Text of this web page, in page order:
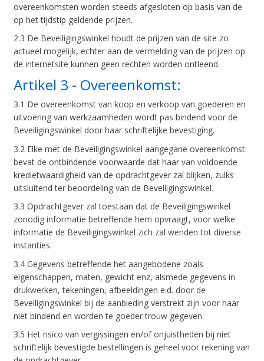
overeenkomsten worden steeds afgesloten op basis van de
op het tijdstip geldende prijzen.
2.3 De Beveiligingswinkel houdt de prijzen van de site zo
actueel mogelijk, echter aan de vermelding van de prijzen op
de internetsite kunnen geen rechten worden ontleend.
Artikel 3 - Overeenkomst:
3.1 De overeenkomst van koop en verkoop van goederen en
uitvoering van werkzaamheden wordt pas bindend voor de
Beveiligingswinkel door haar schriftelijke bevestiging.
3.2 Elke met de Beveiligingswinkel aangegane overeenkomst
bevat de ontbindende voorwaarde dat haar van voldoende
kredietwaardigheid van de opdrachtgever zal blijken, zulks
uitsluitend ter beoordeling van de Beveiligingswinkel.
3.3 Opdrachtgever zal toestaan dat de Beveiligingswinkel
zonodig informatie betreffende hem opvraagt, voor welke
informatie de Beveiligingswinkel zich zal wenden tot diverse
instanties.
3.4 Gegevens betreffende het aangebodene zoals
eigenschappen, maten, gewicht enz, alsmede gegevens in
drukwerken, tekeningen, afbeeldingen e.d. door de
Beveiligingswinkel bij de aanbieding verstrekt zijn voor haar
niet bindend en worden te goeder trouw gegeven.
3.5 Het risico van vergissingen en/of onjuistheden bij niet
schriftelijk bevestigde bestellingen is geheel voor rekening van